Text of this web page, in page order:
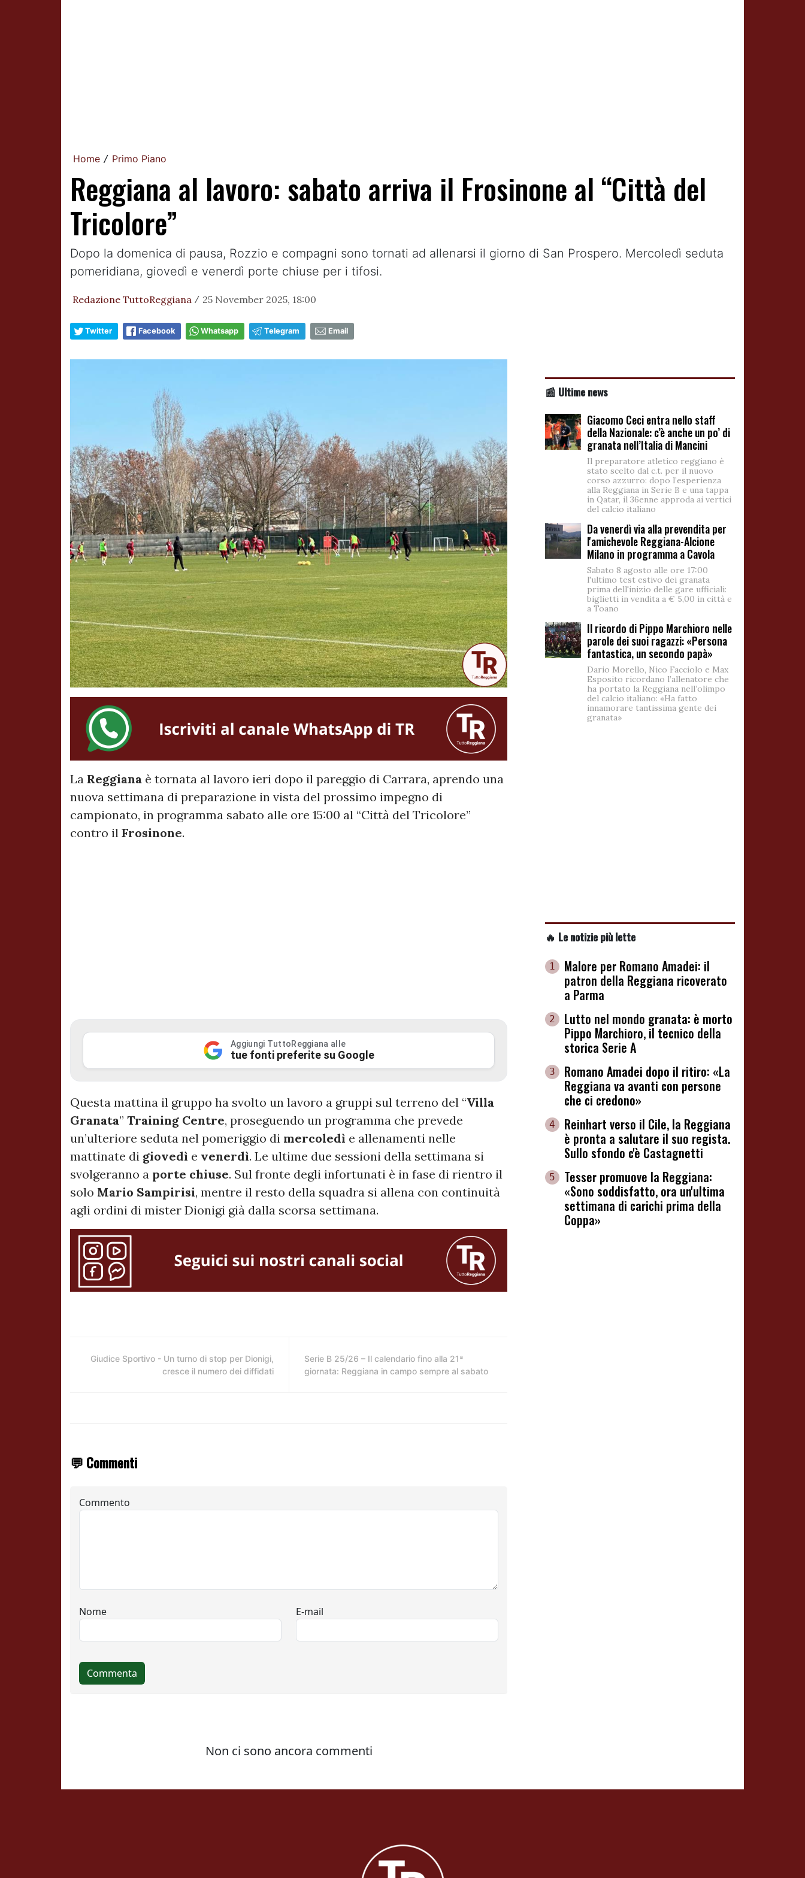
Home / Primo Piano
Reggiana al lavoro: sabato arriva il Frosinone al “Città del
Tricolore”
Dopo la domenica di pausa, Rozzio e compagni sono tornati ad allenarsi il giorno di San Prospero. Mercoledì seduta
pomeridiana, giovedì e venerdì porte chiuse per i tifosi.
Redazione TuttoReggiana / 25 November 2025, 18:00
Twitter Facebook Whatsapp Telegram Email
La Reggiana è tornata al lavoro ieri dopo il pareggio di Carrara, aprendo una
nuova settimana di preparazione in vista del prossimo impegno di
campionato, in programma sabato alle ore 15:00 al “Città del Tricolore”
contro il Frosinone.
Aggiungi TuttoReggiana alle
tue fonti preferite su Google
Questa mattina il gruppo ha svolto un lavoro a gruppi sul terreno del “Villa
Granata” Training Centre, proseguendo un programma che prevede
un’ulteriore seduta nel pomeriggio di mercoledì e allenamenti nelle
mattinate di giovedì e venerdì. Le ultime due sessioni della settimana si
svolgeranno a porte chiuse. Sul fronte degli infortunati è in fase di rientro il
solo Mario Sampirisi, mentre il resto della squadra si allena con continuità
agli ordini di mister Dionigi già dalla scorsa settimana.
Giudice Sportivo - Un turno di stop per Dionigi,
cresce il numero dei diffidati
Serie B 25/26 – Il calendario fino alla 21ª
giornata: Reggiana in campo sempre al sabato
💬 Commenti
📰 Ultime news
Giacomo Ceci entra nello staff
della Nazionale: c’è anche un po’ di
granata nell’Italia di Mancini
Il preparatore atletico reggiano è
stato scelto dal c.t. per il nuovo
corso azzurro: dopo l’esperienza
alla Reggiana in Serie B e una tappa
in Qatar, il 36enne approda ai vertici
del calcio italiano
Da venerdì via alla prevendita per
l'amichevole Reggiana-Alcione
Milano in programma a Cavola
Sabato 8 agosto alle ore 17:00
l'ultimo test estivo dei granata
prima dell'inizio delle gare ufficiali:
biglietti in vendita a € 5,00 in città e
a Toano
Il ricordo di Pippo Marchioro nelle
parole dei suoi ragazzi: «Persona
fantastica, un secondo papà»
Dario Morello, Nico Facciolo e Max
Esposito ricordano l’allenatore che
ha portato la Reggiana nell’olimpo
del calcio italiano: «Ha fatto
innamorare tantissima gente dei
granata»
🔥 Le notizie più lette
1
Malore per Romano Amadei: il
patron della Reggiana ricoverato
a Parma
2
Lutto nel mondo granata: è morto
Pippo Marchioro, il tecnico della
storica Serie A
3
Romano Amadei dopo il ritiro: «La
Reggiana va avanti con persone
che ci credono»
4
Reinhart verso il Cile, la Reggiana
è pronta a salutare il suo regista.
Sullo sfondo c'è Castagnetti
5
Tesser promuove la Reggiana:
«Sono soddisfatto, ora un'ultima
settimana di carichi prima della
Coppa»